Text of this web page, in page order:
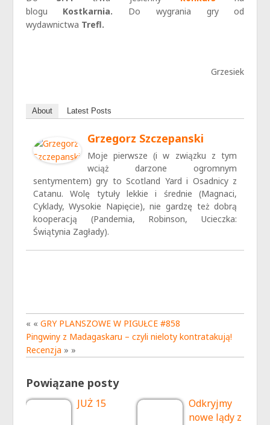
blogu Kostkarnia. Do wygrania gry od
wydawnictwa Trefl.
Grzesiek
About Latest Posts
Grzegorz Szczepanski
Moje pierwsze (i w związku z tym
wciąż darzone ogromnym
sentymentem) gry to Scotland Yard i Osadnicy z
Catanu. Wolę tytuły lekkie i średnie (Magnaci,
Cyklady, Wysokie Napięcie), nie gardzę też dobrą
kooperacją (Pandemia, Robinson, Ucieczka:
Świątynia Zagłady).
« « GRY PLANSZOWE W PIGUŁCE #858
Pingwiny z Madagaskaru – czyli nieloty kontratakują!
Recenzja » »
Powiązane posty
JUŻ 15
Odkryjmy
nowe lądy z